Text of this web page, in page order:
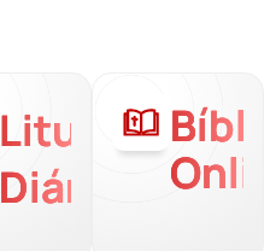
Liturgia
Diária